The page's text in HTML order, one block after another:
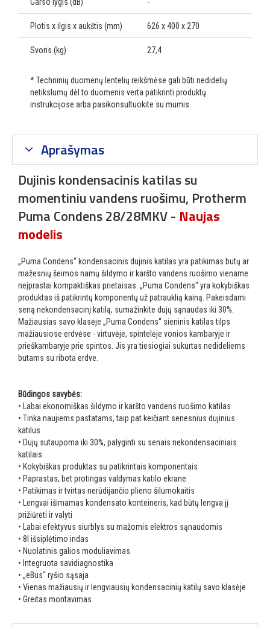
Plotis x ilgis x aukštis (mm) 626 x 400 x 270
Svoris (kg) 27,4
* Techninių duomenų lentelių reikšmėse gali būti nedidelių
netikslumų dėl to duomenis verta patikrinti produktų
instrukcijose arba pasikonsultuokite su mumis.
Aprašymas
Dujinis kondensacinis katilas su
momentiniu vandens ruošimu, Protherm
Puma Condens 28/28MKV - Naujas
modelis
„Puma Condens“ kondensacinis dujinis katilas yra patikimas butų ar
mažesnių šeimos namų šildymo ir karšto vandens ruošimo viename
neįprastai kompaktiškas prietaisas. „Puma Condens“ yra kokybiškas
produktas iš patikrintų komponentų už patrauklią kainą. Pakeisdami
seną nekondensacinį katilą, sumažinkite dujų sąnaudas iki 30%.
Mažiausias savo klasėje „Puma Condens“ sieninis katilas tilps
mažiausiose erdvėse - virtuvėje, spintelėje vonios kambaryje ir
prieškambaryje prie spintos. Jis yra tiesiogiai sukurtas nedideliems
butams su ribota erdve.
Būdingos savybės:
• Labai ekonomiškas šildymo ir karšto vandens ruošimo katilas
• Tinka naujiems pastatams, taip pat keičiant senesnius dujinius
katilus
• Dujų sutaupoma iki 30%, palyginti su senais nekondensaciniais
katilais
• Kokybiškas produktas su patikrintais komponentais
• Paprastas, bet protingas valdymas katilo ekrane
• Patikimas ir tvirtas nerūdijančio plieno šilumokaitis
• Lengvai išimamas kondensato konteineris, kad būtų lengva jį
prižiūrėti ir valyti
• Labai efektyvus siurblys su mažomis elektros sąnaudomis
• 8l išsiplėtimo indas
• Nuolatinis galios moduliavimas
• Integruota savidiagnostika
• „eBus“ ryšio sąsaja
• Vienas mažiausių ir lengviausių kondensacinių katilų savo klasėje
• Greitas montavimas